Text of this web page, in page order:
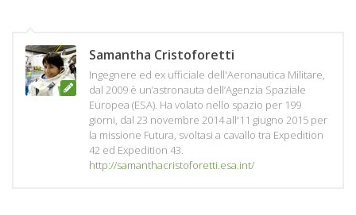
Samantha Cristoforetti
Ingegnere ed ex ufficiale dell'Aeronautica Militare,
dal 2009 è un’astronauta dell’Agenzia Spaziale
Europea (ESA). Ha volato nello spazio per 199
giorni, dal 23 novembre 2014 all'11 giugno 2015 per
la missione Futura, svoltasi a cavallo tra Expedition
42 ed Expedition 43.
http://samanthacristoforetti.esa.int/